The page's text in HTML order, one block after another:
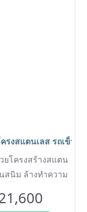
งพร้อมโครงติดล้อ
รงสแตนเลส รถเข็นน้
ยโครงสร้างสแตน
สนิม ล้างทำความ
ใหญ่ เช่น ผ้าเปียก